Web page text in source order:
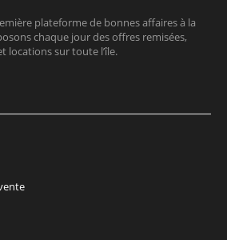
plateforme de bonnes affaires à la
chaque jour des offres remisées,
locations sur toute l’île.